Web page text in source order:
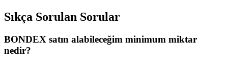
Sıkça Sorulan Sorular
BONDEX satın alabileceğim minimum miktar
nedir?